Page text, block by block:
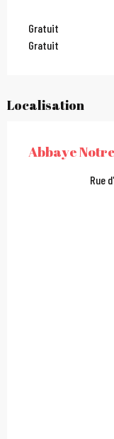
Gratuit
Gratuit
Localisation
Abbaye
Rue